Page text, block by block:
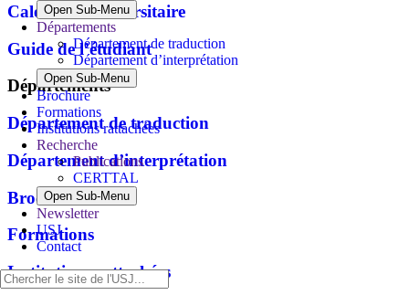
Open Sub-Menu
Départements
Département de traduction
Département d’interprétation
Open Sub-Menu
Brochure
Formations
Institutions rattachées
Recherche
Publications
CERTTAL
Open Sub-Menu
Newsletter
USJ
Contact
Calendrier universitaire
Guide de l’étudiant
Départements
Département de traduction
Département d’interprétation
Brochure
Formations
Institutions rattachées